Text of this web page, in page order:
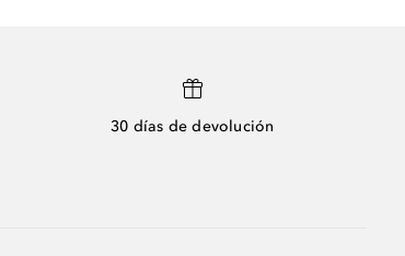
30 días de devolución